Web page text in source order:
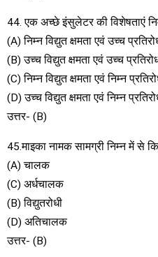
44. एक अच्छे इंसुलेटर की विशेषताएं
(A) निम्न विद्युत क्षमता एवं उच्च
(B) उच्च विद्युत क्षमता एवं उच्च
(C) निम्न विद्युत क्षमता एवं निम्न
(D) उच्च विद्युत क्षमता एवं निम्न
उत्तर- (B)
45.माइका नामक सामग्री निम्न में से
(A) चालक
(C) अर्धचालक
(B) विद्युतरोधी
(D) अतिचालक
उत्तर- (B)